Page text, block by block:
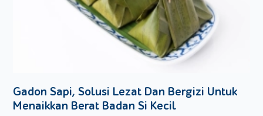
Gadon Sapi, Solusi Lezat Dan Bergizi Untuk
Menaikkan Berat Badan Si Kecil